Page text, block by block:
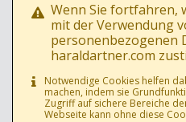
BUSINESSPORTRAIT
WERBEFOTOS
HOCHZEIT
PRESSE
Wenn Sie fortfahren,
mit der Verwendung
personenbezogenen
haraldartner.com
Notwendige Cookies helfen
machen, indem sie
Zugriff auf sichere Bereiche
Webseite kann ohne diese